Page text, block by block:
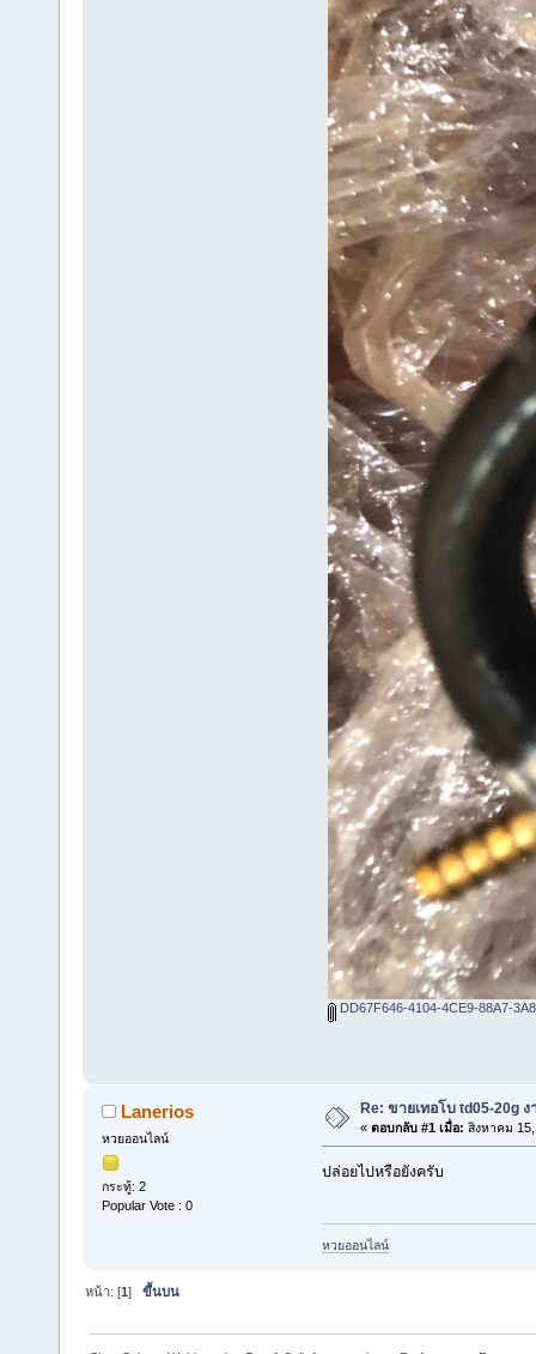
DD67F646-4104-4CE9-88A7-
Lanerios
หวยออนไลน์
กระทู้: 2
Popular Vote : 0
Re: ขายเทอโบ td05-20g ง
« ตอบกลับ #1 เมื่อ: สิงหาคม
ปล่อยไปหรือยังครับ
หวยออนไลน์
หน้า: [1]ขึ้นบน